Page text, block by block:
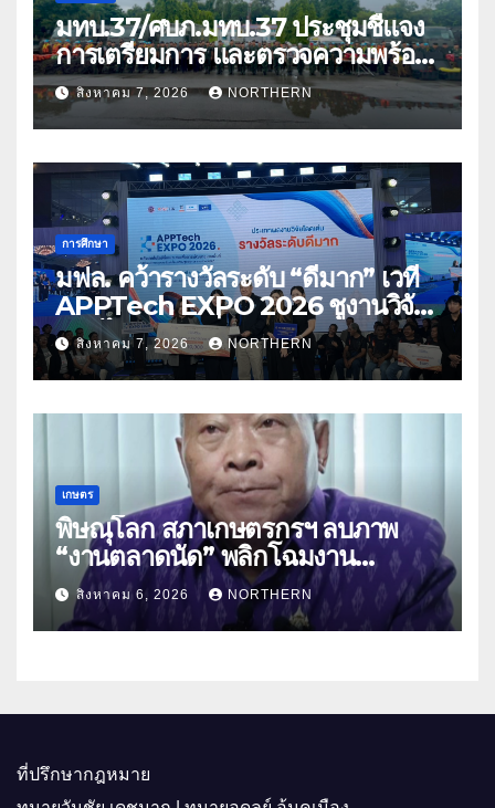
มทบ.37/ศบภ.มทบ.37 ประชุมชี้แจง
การเตรียมการ และตรวจความพร้อม
ด้านการบรรเทาสาธารณภัย
สิงหาคม 7, 2026 NORTHERN
การศึกษา
มฟล. คว้ารางวัลระดับ “ดีมาก” เวที
APPTech EXPO 2026 ชูงานวิจัย
สมุนไพร ขับเคลื่อนนวัตกรรมสู่เชิง
พาณิชย์
สิงหาคม 7, 2026 NORTHERN
เกษตร
พิษณุโลก สภาเกษตรกรฯ ลบภาพ
“งานตลาดนัด” พลิกโฉมงาน
“เกษตรรุ่งเรืองเมืองสองแคว 69” มุ่ง
ประโยชน์เกษตรกร ดึงนวัตกรรม-จับ
คู่ธุรกิจดันสินค้าเกษตรสู่สากล (คลิป)
สิงหาคม 6, 2026 NORTHERN
ที่ปรึกษากฎหมาย